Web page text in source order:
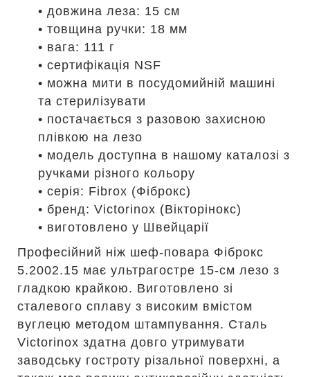
• довжина леза: 15 см
• товщина ручки: 18 мм
• вага: 111 г
• сертифікація NSF
• можна мити в посудомийній машині
та стерилізувати
• постачається з разовою захисною
плівкою на лезо
• модель доступна в нашому каталозі з
ручками різного кольору
• серія: Fibrox (Фіброкс)
• бренд: Victorinox (Вікторінокс)
• виготовлено у Швейцарії
Професійний ніж шеф-повара Фіброкс
5.2002.15 має ультрагостре 15-см лезо з
гладкою крайкою. Виготовлено зі
сталевого сплаву з високим вмістом
вуглецю методом штампування. Сталь
Victorinox здатна довго утримувати
заводську гостроту різальної поверхні, а